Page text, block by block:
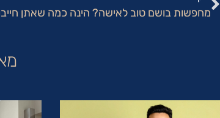
מחפשות בושם טוב לאישה? הינה כמה שאתן